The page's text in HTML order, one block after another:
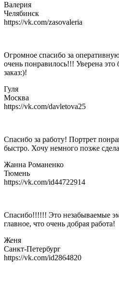
Валерия
Челябинск
https://vk.com/zasovaleria
Огромное спасибо за
очень понравилось!!! Уверена
заказ:)!
Гуля
Москва
https://vk.com/davletova25
Спасибо за работу! Портрет
быстро. Хочу немного позже
Жанна Романенко
Тюмень
https://vk.com/id44722914
Спасибо!!!!!! Это незабываемые
главное, что очень добрая работа!
Женя
Санкт-Петербург
https://vk.com/id2864820